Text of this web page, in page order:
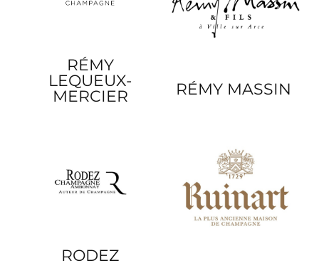
RÉMY
LEQUEUX-
MERCIER
RÉMY MASSIN
RODEZ